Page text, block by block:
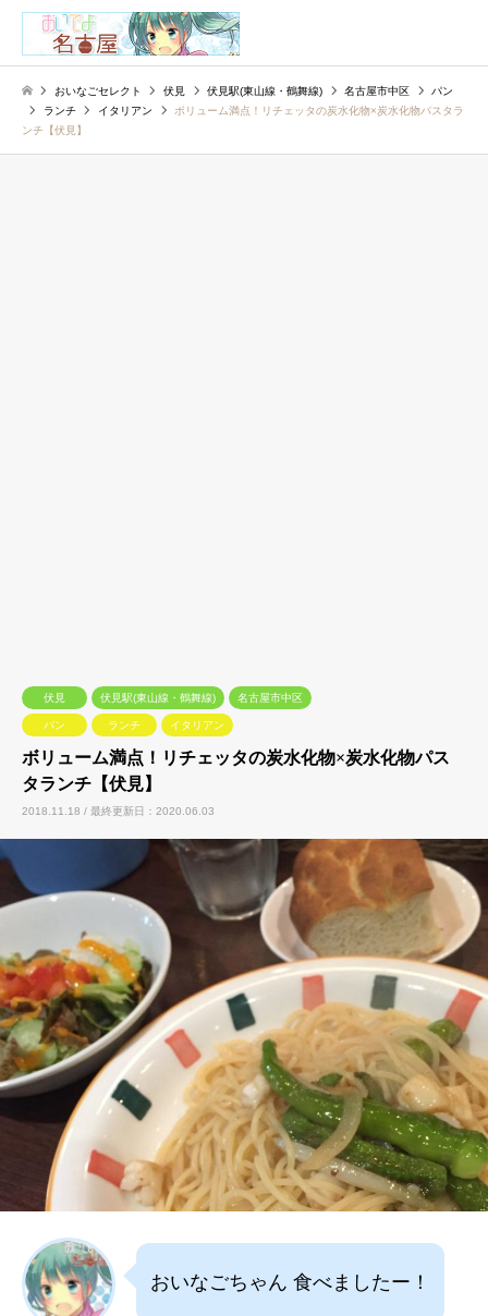
おいなごセレクト 伏見 伏見駅(東山線・鶴舞線) 名古屋市中区
パン
ランチ
イタリアン
ボリューム満点！リチェッタの炭水化物×炭水化物パスタラ
ンチ【伏見】
伏見 伏見駅(東山線・鶴舞線) 名古屋市中区
パン ランチ イタリアン
ボリューム満点！リチェッタの炭水化物×炭水化物パス
タランチ【伏見】
2018.11.18 / 最終更新日：2020.06.03
おいなごちゃん 食べましたー！